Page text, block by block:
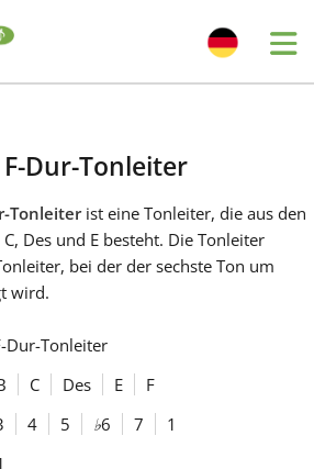
Dur-Tonleiter
Tonleiterist eine Tonleiter, die aus den
Des und E besteht. Die Tonleiter
bei der der sechste Ton um
wird.
Dur-Tonleiter
C Des E F
4 5 ♭6 7 1